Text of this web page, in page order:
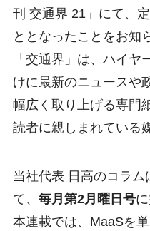
刊 交通界 21」にて、
ととなったことをお知
「交通界」は、ハイヤ
けに最新のニュースや
幅広く取り上げる専門
読者に親しまれている
当社代表 日高のコラム
て、 毎月第2月曜日号
本連載では、MaaSを